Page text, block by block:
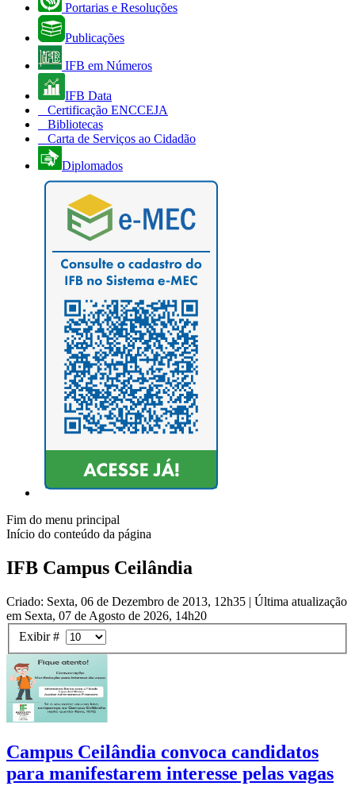
Portarias e Resoluções
Publicações
IFB em Números
IFB Data
Certificação ENCCEJA
Bibliotecas
Carta de Serviços ao Cidadão
Diplomados
Fim do menu principal
Início do conteúdo da página
IFB Campus Ceilândia
Criado: Sexta, 06 de Dezembro de 2013, 12h35 | Última atualização
em Sexta, 07 de Agosto de 2026, 14h20
Exibir #
Campus Ceilândia convoca candidatos
para manifestarem interesse pelas vagas